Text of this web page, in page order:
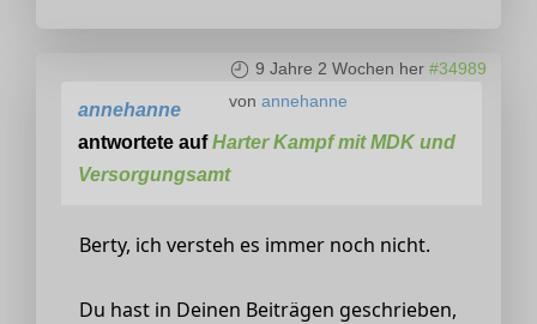
9 Jahre 2 Wochen her #34989
von annehanne
annehanne
antwortete aufHarter Kampf mit MDK und
Versorgungsamt
Berty, ich versteh es immer noch nicht.
Du hast in Deinen Beiträgen geschrieben,